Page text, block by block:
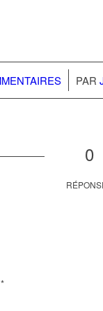
/ PAR
0
*